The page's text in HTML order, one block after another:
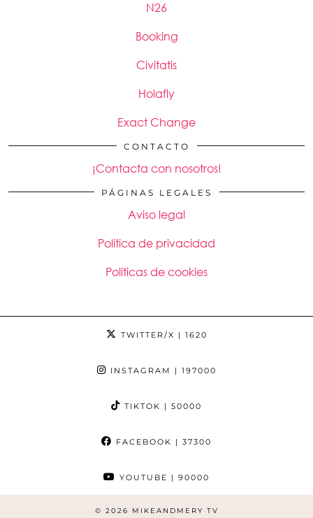
N26
Booking
Civitatis
Holafly
Exact Change
CONTACTO
¡Contacta con nosotros!
PÁGINAS LEGALES
Aviso legal
Política de privacidad
Políticas de cookies
TWITTER/X | 1620
INSTAGRAM | 197000
TIKTOK | 50000
FACEBOOK | 37300
YOUTUBE | 90000
© 2026 MIKEANDMERY TV